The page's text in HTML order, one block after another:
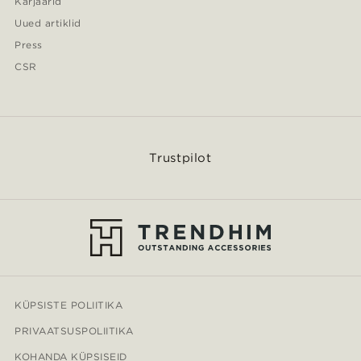
Uued artiklid
Press
CSR
Trustpilot
KÜPSISTE POLIITIKA
PRIVAATSUSPOLIITIKA
KOHANDA KÜPSISEID